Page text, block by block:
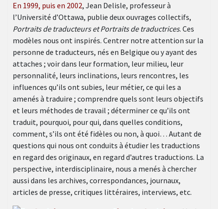
En 1999, puis en 2002, Jean Delisle, professeur à
l’Université d’Ottawa, publie deux ouvrages collectifs,
Portraits de traducteurs et Portraits de traductrices. Ces
modèles nous ont inspirés. Centrer notre attention sur la
personne de traducteurs, nés en Belgique ou y ayant des
attaches ; voir dans leur formation, leur milieu, leur
personnalité, leurs inclinations, leurs rencontres, les
influences qu’ils ont subies, leur métier, ce qui les a
amenés à traduire ; comprendre quels sont leurs objectifs
et leurs méthodes de travail ; déterminer ce qu’ils ont
traduit, pourquoi, pour qui, dans quelles conditions,
comment, s’ils ont été fidèles ou non, à quoi… Autant de
questions qui nous ont conduits à étudier les traductions
en regard des originaux, en regard d’autres traductions. La
perspective, interdisciplinaire, nous a menés à chercher
aussi dans les archives, correspondances, journaux,
articles de presse, critiques littéraires, interviews, etc.